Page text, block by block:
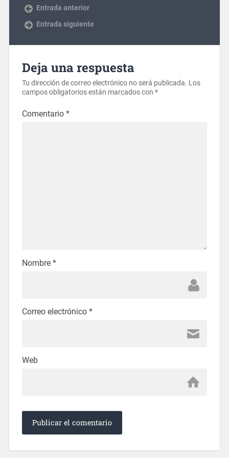
Entrada anterior
Entrada siguiente
Deja una respuesta
Tu dirección de correo electrónico no será publicada. Los
campos obligatorios están marcados con *
Comentario *
Nombre *
Correo electrónico *
Web